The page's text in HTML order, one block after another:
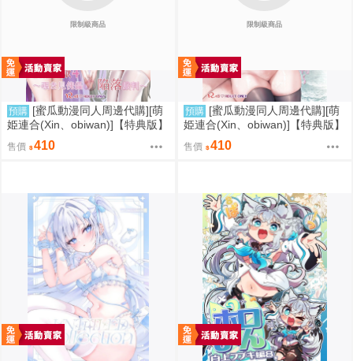
限制級商品
預購 [蜜瓜動漫同人周邊代購][萌
姫連合(Xin、obiwan)]【特典版】
カーニバル44-混浴地獄4 ～覗き
見傀儡の陥落裁判～(崩壞：星穹
售價 410
限制級商品
預購 [蜜瓜動漫同人周邊代購][萌
姫連合(Xin、obiwan)]【特典版】
カーニバル43-混浴地獄3 ～幻月
遊儀の性転換裁判～(崩壞：星穹
售價 410